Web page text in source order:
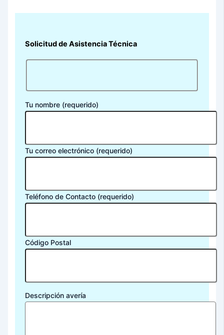
Solicitud de Asistencia Técnica
Tu nombre (requerido)
Tu correo electrónico (requerido)
Teléfono de Contacto (requerido)
Código Postal
Descripción avería